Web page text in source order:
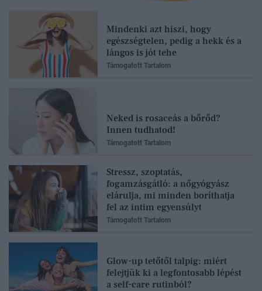
Mindenki azt hiszi, hogy
egészségtelen, pedig a hekk és a
lángos is jót tehe
Támogatott Tartalom
Neked is rosaceás a bőrőd?
Innen tudhatod!
Támogatott Tartalom
Stressz, szoptatás,
fogamzásgátló: a nőgyógyász
elárulja, mi minden boríthatja
fel az intim egyensúlyt
Támogatott Tartalom
Glow-up tetőtől talpig: miért
felejtjük ki a legfontosabb lépést
a self-care rutinból?